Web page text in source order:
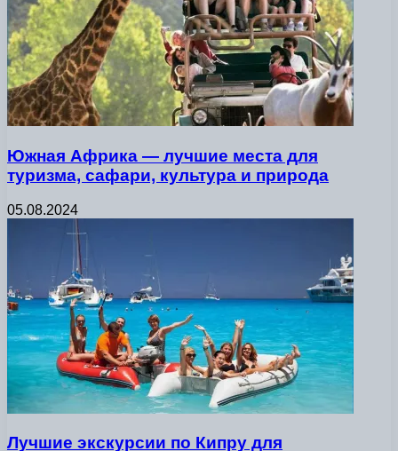
Южная Африка — лучшие места для
туризма, сафари, культура и природа
05.08.2024
Лучшие экскурсии по Кипру для